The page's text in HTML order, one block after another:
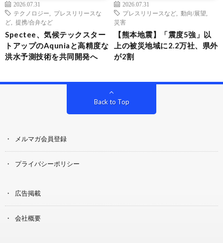
2026.07.31
テクノロジー
プレスリリースな
ど
提携/合弁など
Spectee、気候テックスター
トアップのAquniaと高精度な
洪水予測技術を共同開発へ
2026.07.31
プレスリリースなど
動向/展望
災害
【熊本地震】「震度5強」以
上の被災地域に2.2万社、県外
が2割
Back to Top
メルマガ会員登録
プライバシーポリシー
広告掲載
会社概要